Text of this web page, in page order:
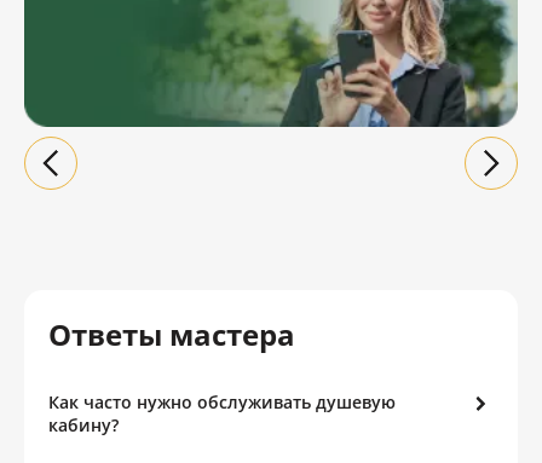
Ответы мастера
Как часто нужно обслуживать душевую
кабину?